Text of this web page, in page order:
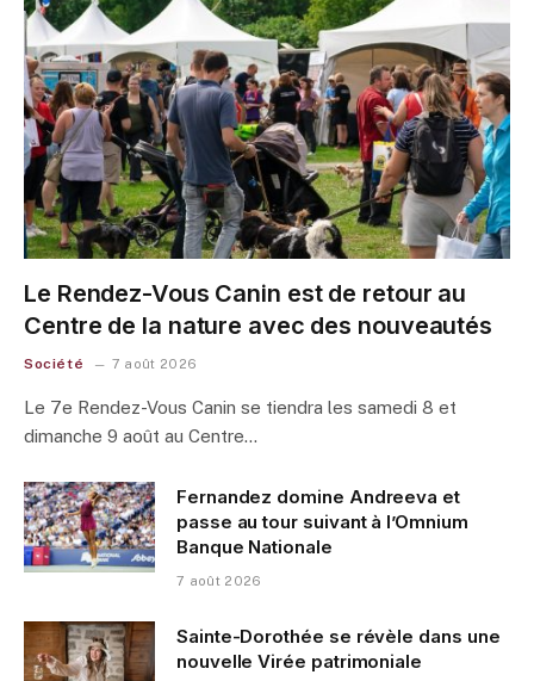
Le Rendez-Vous Canin est de retour au
Centre de la nature avec des nouveautés
Société 7 août 2026
Le 7e Rendez-Vous Canin se tiendra les samedi 8 et
dimanche 9 août au Centre…
Fernandez domine Andreeva et
passe au tour suivant à l’Omnium
Banque Nationale
7 août 2026
Sainte-Dorothée se révèle dans une
nouvelle Virée patrimoniale